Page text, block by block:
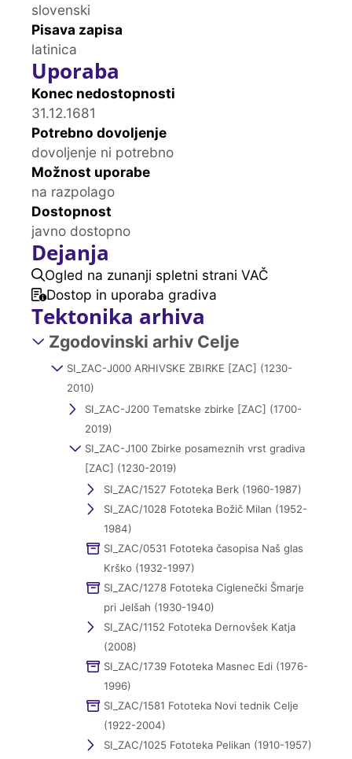
slovenski
Pisava zapisa
latinica
Uporaba
Konec nedostopnosti
31.12.1681
Potrebno dovoljenje
dovoljenje ni potrebno
Možnost uporabe
na razpolago
Dostopnost
javno dostopno
Dejanja
Ogled na zunanji spletni strani VAČ
Dostop in uporaba gradiva
Tektonika arhiva
Zgodovinski arhiv Celje
SI_ZAC-J000 ARHIVSKE ZBIRKE [ZAC] (1230-
2010)
SI_ZAC-J200 Tematske zbirke [ZAC] (1700-
2019)
SI_ZAC-J100 Zbirke posameznih vrst gradiva
[ZAC] (1230-2019)
SI_ZAC/1527 Fototeka Berk (1960-1987)
SI_ZAC/1028 Fototeka Božič Milan (1952-
1984)
SI_ZAC/0531 Fototeka časopisa Naš glas
Krško (1932-1997)
SI_ZAC/1278 Fototeka Ciglenečki Šmarje
pri Jelšah (1930-1940)
SI_ZAC/1152 Fototeka Dernovšek Katja
(2008)
SI_ZAC/1739 Fototeka Masnec Edi (1976-
1996)
SI_ZAC/1581 Fototeka Novi tednik Celje
(1922-2004)
SI_ZAC/1025 Fototeka Pelikan (1910-1957)